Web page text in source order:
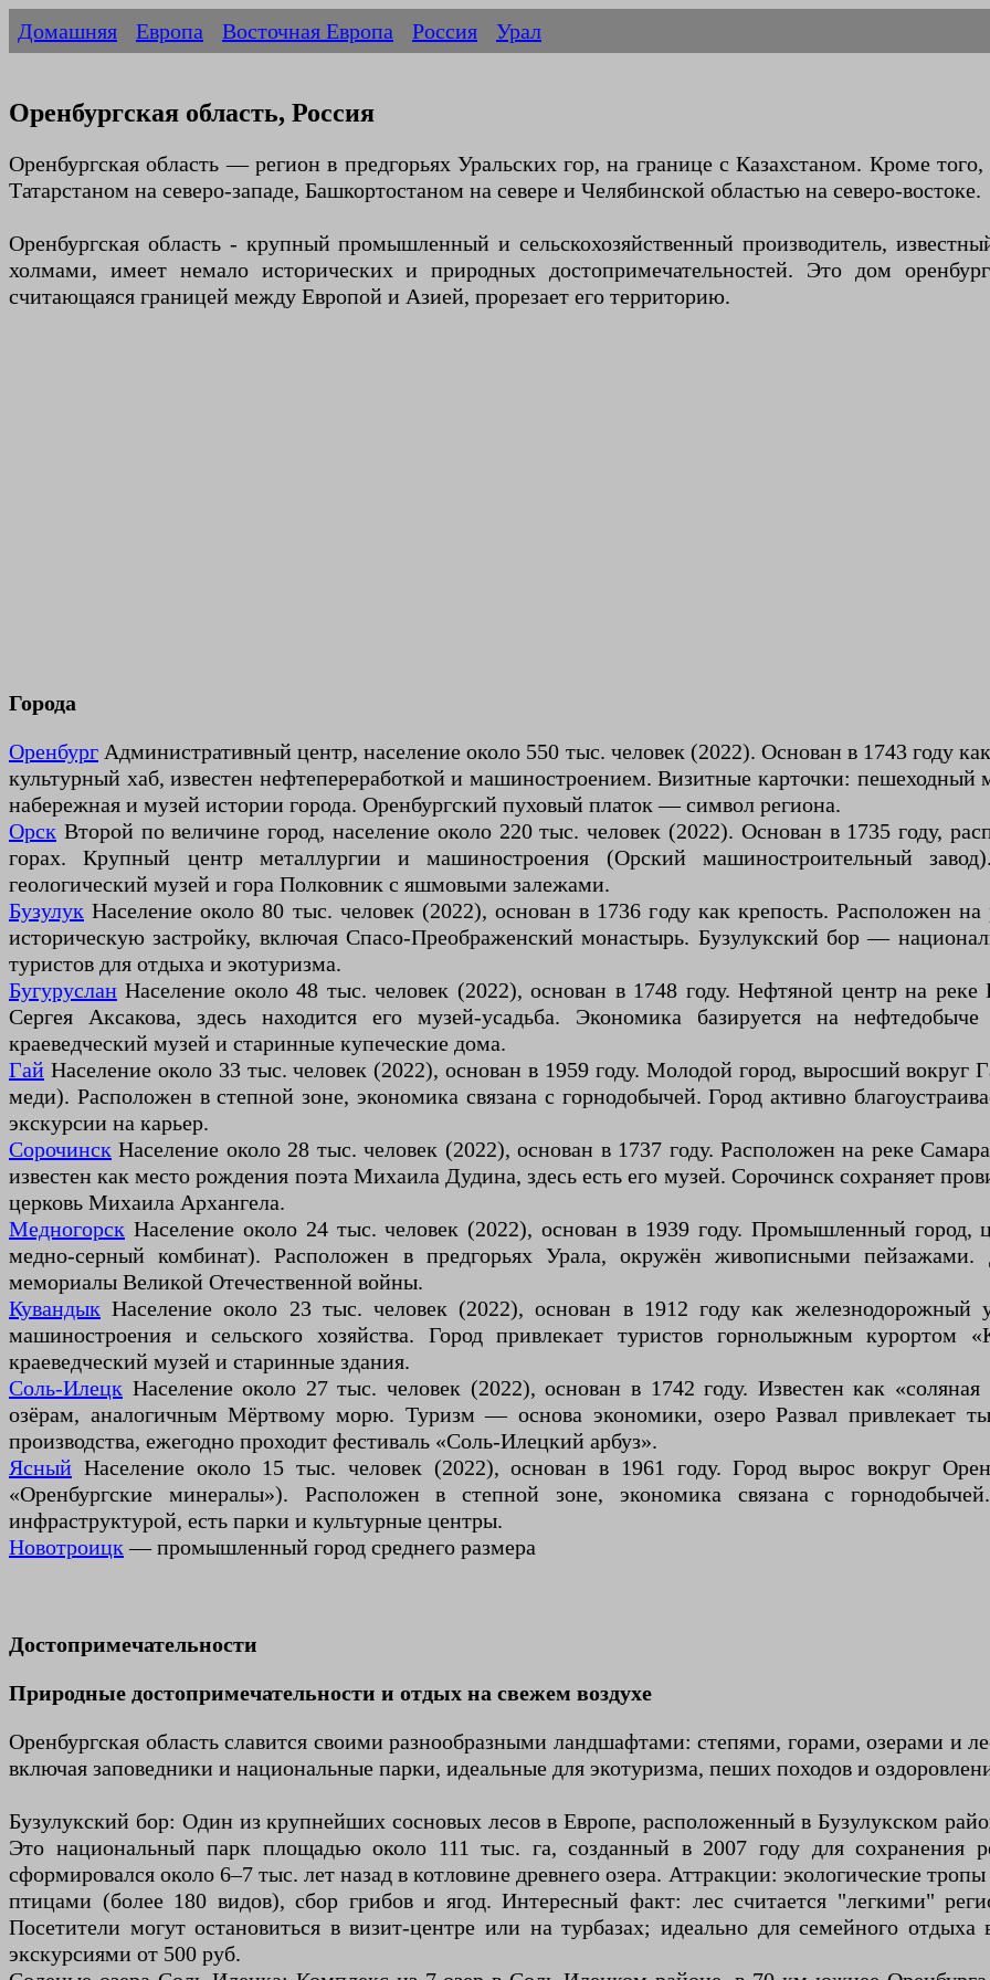
Домашняя Европа Восточная Европа Россия Урал
Оренбургская область, Россия
Оренбургская область — регион в предгорьях Уральских гор, на границе с Казахстаном. Кроме
Татарстаном на северо-западе, Башкортостаном на севере и Челябинской областью на северо-востоке.
Оренбургская область - крупный промышленный и сельскохозяйственный производитель,
холмами, имеет немало исторических и природных достопримечательностей. Это дом
считающаяся границей между Европой и Азией, прорезает его территорию.
Города
Оренбург Административный центр, население около 550 тыс. человек (2022). Основан в 1743 году
культурный хаб, известен нефтепереработкой и машиностроением. Визитные карточки:
набережная и музей истории города. Оренбургский пуховый платок — символ региона.
Орск Второй по величине город, население около 220 тыс. человек (2022). Основан в 1735 году,
горах. Крупный центр металлургии и машиностроения (Орский машиностроительный
геологический музей и гора Полковник с яшмовыми залежами.
Бузулук Население около 80 тыс. человек (2022), основан в 1736 году как крепость. Расположен
историческую застройку, включая Спасо-Преображенский монастырь. Бузулукский бор —
туристов для отдыха и экотуризма.
Бугуруслан Население около 48 тыс. человек (2022), основан в 1748 году. Нефтяной центр на
Сергея Аксакова, здесь находится его музей-усадьба. Экономика базируется на
краеведческий музей и старинные купеческие дома.
Гай Население около 33 тыс. человек (2022), основан в 1959 году. Молодой город, выросший вокруг
меди). Расположен в степной зоне, экономика связана с горнодобычей. Город активно
экскурсии на карьер.
Сорочинск Население около 28 тыс. человек (2022), основан в 1737 году. Расположен на реке
известен как место рождения поэта Михаила Дудина, здесь есть его музей. Сорочинск сохраняет
церковь Михаила Архангела.
Медногорск Население около 24 тыс. человек (2022), основан в 1939 году. Промышленный город,
медно-серный комбинат). Расположен в предгорьях Урала, окружён живописными пейзажами.
мемориалы Великой Отечественной войны.
Кувандык Население около 23 тыс. человек (2022), основан в 1912 году как железнодорожный
машиностроения и сельского хозяйства. Город привлекает туристов горнолыжным
краеведческий музей и старинные здания.
Соль-Илецк Население около 27 тыс. человек (2022), основан в 1742 году. Известен как
озёрам, аналогичным Мёртвому морю. Туризм — основа экономики, озеро Развал привлекает
производства, ежегодно проходит фестиваль «Соль-Илецкий арбуз».
Ясный Население около 15 тыс. человек (2022), основан в 1961 году. Город вырос вокруг
«Оренбургские минералы»). Расположен в степной зоне, экономика связана с
инфраструктурой, есть парки и культурные центры.
Новотроицк — промышленный город среднего размера
Достопримечательности
Природные достопримечательности и отдых на свежем воздухе
Оренбургская область славится своими разнообразными ландшафтами: степями, горами, озерами и
включая заповедники и национальные парки, идеальные для экотуризма, пеших походов и
Бузулукский бор: Один из крупнейших сосновых лесов в Европе, расположенный в Бузулукском
Это национальный парк площадью около 111 тыс. га, созданный в 2007 году для сохранения
сформировался около 6–7 тыс. лет назад в котловине древнего озера. Аттракции: экологические
птицами (более 180 видов), сбор грибов и ягод. Интересный факт: лес считается "легкими"
Посетители могут остановиться в визит-центре или на турбазах; идеально для семейного
экскурсиями от 500 руб.